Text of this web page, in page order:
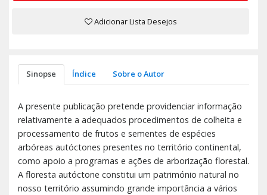
Adicionar Lista Desejos
Sinopse Índice Sobre o Autor
A presente publicação pretende providenciar informação
relativamente a adequados procedimentos de colheita e
processamento de frutos e sementes de espécies
arbóreas autóctones presentes no território continental,
como apoio a programas e ações de arborização florestal.
A floresta autóctone constitui um património natural no
nosso território assumindo grande importância a vários